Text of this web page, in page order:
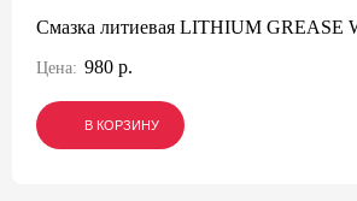
Смазка литиевая LITHIUM GREASE
Цена: 980 р.
В КОРЗИНУ
В КОРЗИНУ
В КОРЗИНУ